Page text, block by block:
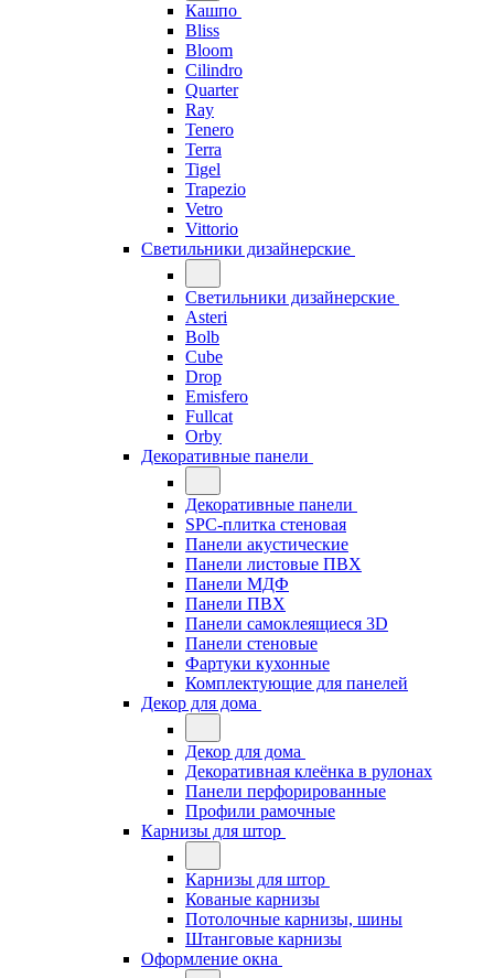
Кашпо
Bliss
Bloom
Cilindro
Quarter
Ray
Tenero
Terra
Tigel
Trapezio
Vetro
Vittorio
Светильники дизайнерские
Светильники дизайнерские
Asteri
Bolb
Cube
Drop
Emisfero
Fullcat
Orby
Декоративные панели
Декоративные панели
SPC-плитка стеновая
Панели акустические
Панели листовые ПВХ
Панели МДФ
Панели ПВХ
Панели самоклеящиеся 3D
Панели стеновые
Фартуки кухонные
Комплектующие для панелей
Декор для дома
Декор для дома
Декоративная клеёнка в рулонах
Панели перфорированные
Профили рамочные
Карнизы для штор
Карнизы для штор
Кованые карнизы
Потолочные карнизы, шины
Штанговые карнизы
Оформление окна